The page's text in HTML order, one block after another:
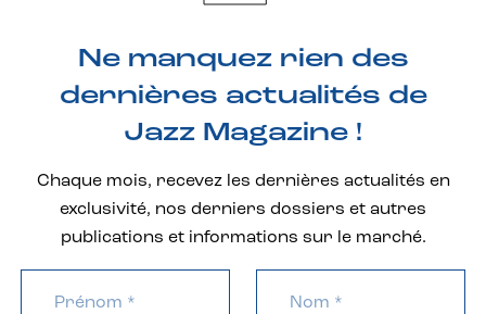
Ne manquez rien des
dernières actualités de
Jazz Magazine !
Chaque mois, recevez les dernières actualités en
exclusivité, nos derniers dossiers et autres
publications et informations sur le marché.